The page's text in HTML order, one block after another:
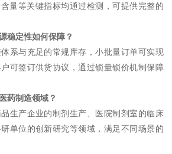
量等关键指标均通过检测，可提供完整的
稳定性如何保障？
系与充足的常规库存，小批量订单可实现
可签订供货协议，通过锁量锁价机制保障
药制造领域？
生产企业的制剂生产、医院制剂室的临床
单位的创新研究等领域，满足不同场景的